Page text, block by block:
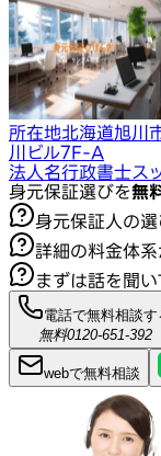
所在地北海道旭川
川ビル7F-A
法人名行政書士ス
身元保証選びを無
身元保証人の
詳細の料金体
まずは話を聞い
電話で無料相談す
無料0120-651-392
webで無料相談